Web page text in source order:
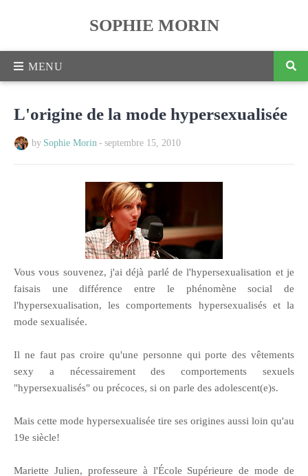
SOPHIE MORIN
L'origine de la mode hypersexualisée
by Sophie Morin - septembre 15, 2010
Vous vous souvenez, j'ai déjà parlé de l'hypersexualisation et je
faisais une différence entre le phénomène social de
l'hypersexualisation, les comportements hypersexualisés et la
mode sexualisée.
Il ne faut pas croire qu'une personne qui porte des vêtements
sexy a nécessairement des comportements sexuels
"hypersexualisés" ou précoces, si on parle des adolescent(e)s.
Mais cette mode hypersexualisée tire ses origines aussi loin qu'au
19e siècle!
Mariette Julien, professeure à l'École Supérieure de mode de